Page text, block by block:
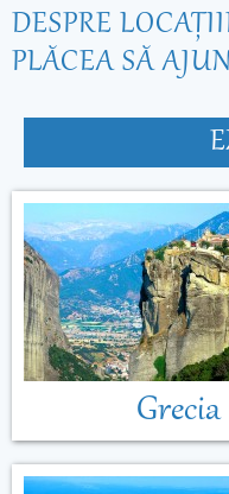
DESPRE
PLĂCEA SĂ
Grecia